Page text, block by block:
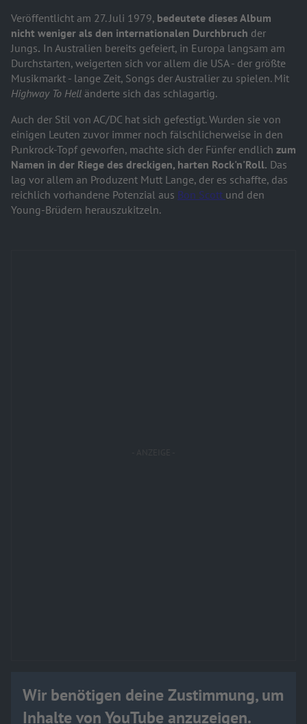
Veröffentlicht am 27. Juli 1979, bedeutete dieses Album
nicht weniger als den internationalen Durchbruch der
Jungs. In Australien bereits gefeiert, in Europa langsam am
Durchstarten, weigerten sich vor allem die USA - der größte
Musikmarkt - lange Zeit, Songs der Australier zu spielen. Mit
Highway To Hell änderte sich das schlagartig.
Auch der Stil von AC/DC hat sich gefestigt. Wurden sie von
einigen Leuten zuvor immer noch fälschlicherweise in den
Punkrock-Topf geworfen, machte sich der Fünfer endlich zum
Namen in der Riege des dreckigen, harten Rock'n'Roll. Das
lag vor allem an Produzent Mutt Lange, der es schaffte, das
reichlich vorhandene Potenzial aus Bon Scott und den
Young-Brüdern herauszukitzeln.
Wir benötigen deine Zustimmung, um
Inhalte von YouTube anzuzeigen.